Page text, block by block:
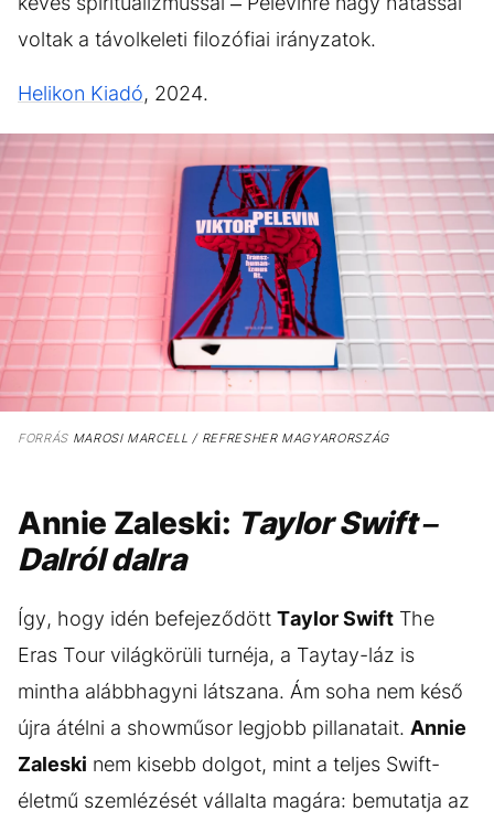
voltak a távolkeleti filozófiai irányzatok.
Helikon Kiadó, 2024.
FORRÁSMAROSI MARCELL / REFRESHER MAGYARORSZÁG
Annie Zaleski: Taylor Swift –
Dalról dalra
Így, hogy idén befejeződött Taylor Swift The
Eras Tour világkörüli turnéja, a Taytay-láz is
mintha alábbhagyni látszana. Ám soha nem késő
újra átélni a showműsor legjobb pillanatait. Annie
Zaleski nem kisebb dolgot, mint a teljes Swift-
életmű szemlézését vállalta magára: bemutatja az